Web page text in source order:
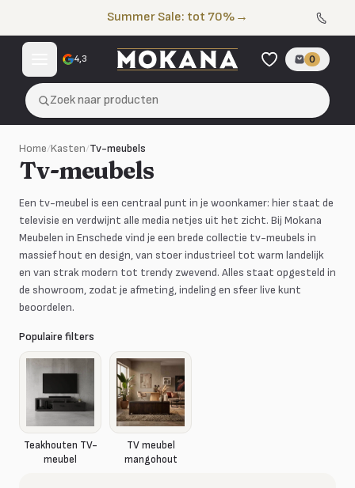
Summer Sale: tot 70% →
4,3 0
Zoek naar producten
Home/Kasten/Tv-meubels
Tv-meubels
Een tv-meubel is een centraal punt in je woonkamer: hier staat de
televisie en verdwijnt alle media netjes uit het zicht. Bij Mokana
Meubelen in Enschede vind je een brede collectie tv-meubels in
massief hout en design, van stoer industrieel tot warm landelijk
en van strak modern tot trendy zwevend. Alles staat opgesteld in
de showroom, zodat je afmeting, indeling en sfeer live kunt
beoordelen.
Populaire filters
Teakhouten TV-
meubel
TV meubel
mangohout